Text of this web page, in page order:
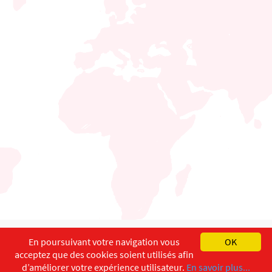
English Français
Copyright ©ISEC-AdW Impressum
OK
En poursuivant votre navigation vous
acceptez que des cookies soient utilisés afin
d’améliorer votre expérience utilisateur. En savoir plus...